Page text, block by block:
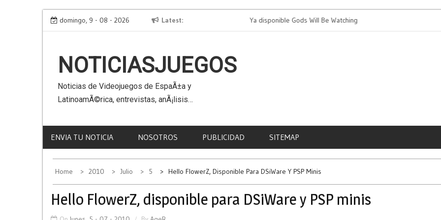
Skip
to
domingo, 9 - 08 - 2026 Latest
Virtual Kaiju 3D Ya disponible Gods Will Be Watching
NOTICIASJUEGOS
Noticias de Videojuegos de EspaÃ±a y
LatinoamÃ©rica, entrevistas, anÃ¡lisis…
ENVIA TU NOTICIA NOSOTROS PUBLICIDAD SITEMAP
Home 2010 Julio 5 Hello FlowerZ, Disponible Para DSiWare Y PSP Minis
Hello FlowerZ, disponible para DSiWare y PSP minis